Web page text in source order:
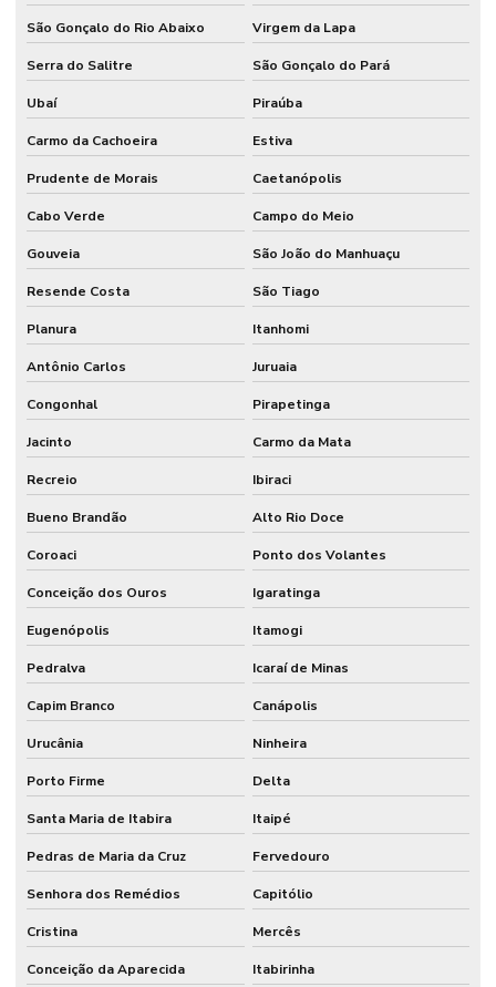
São Gonçalo do Rio Abaixo Virgem da Lapa
Serra do Salitre São Gonçalo do Pará
Ubaí Piraúba
Carmo da Cachoeira Estiva
Prudente de Morais Caetanópolis
Cabo Verde Campo do Meio
Gouveia São João do Manhuaçu
Resende Costa São Tiago
Planura Itanhomi
Antônio Carlos Juruaia
Congonhal Pirapetinga
Jacinto Carmo da Mata
Recreio Ibiraci
Bueno Brandão Alto Rio Doce
Coroaci Ponto dos Volantes
Conceição dos Ouros Igaratinga
Eugenópolis Itamogi
Pedralva Icaraí de Minas
Capim Branco Canápolis
Urucânia Ninheira
Porto Firme Delta
Santa Maria de Itabira Itaipé
Pedras de Maria da Cruz Fervedouro
Senhora dos Remédios Capitólio
Cristina Mercês
Conceição da Aparecida Itabirinha